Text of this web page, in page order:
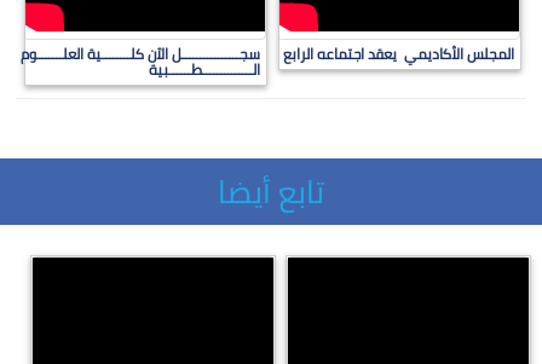
المجلس الأكاديمي يعقد اجتماعه الرابع سجــــــــــــــــل الآن كلــــــــية العلـــــــوم
الــــــــــــــطــــــبية
تابع أيضا